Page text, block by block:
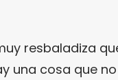
resbaladiza
cosa que no